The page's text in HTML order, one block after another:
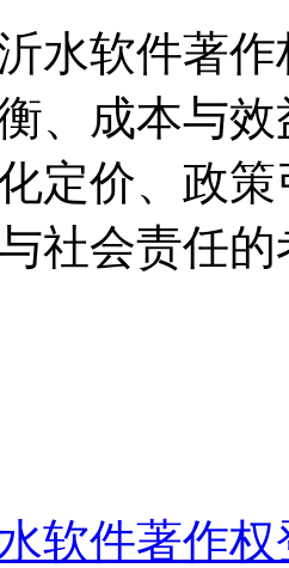
水软件著
、成本与
定价、政
社会责任
软件著作